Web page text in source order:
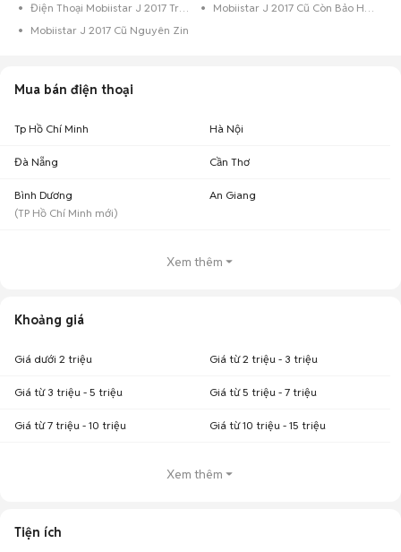
Điện Thoại Mobiistar J 2017 Trả Góp
Mobiistar J 2017 Cũ Còn Bảo Hành
Mobiistar J 2017 Cũ Nguyên Zin
Mua bán điện thoại
Tp Hồ Chí Minh Hà Nội
Đà Nẵng Cần Thơ
Bình Dương
(TP Hồ Chí Minh mới)
An Giang
Xem thêm
Khoảng giá
Giá dưới 2 triệu Giá từ 2 triệu - 3 triệu
Giá từ 3 triệu - 5 triệu Giá từ 5 triệu - 7 triệu
Giá từ 7 triệu - 10 triệu Giá từ 10 triệu - 15 triệu
Xem thêm
Tiện ích